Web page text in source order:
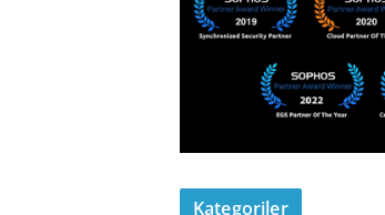
Kategoriler